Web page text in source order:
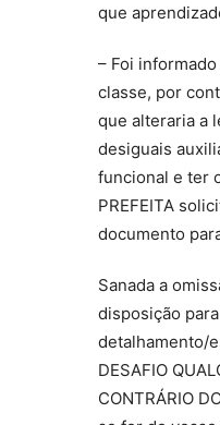
que
– Foi
classe, por
que alteraria a
desiguais
funcional e ter
PREFEITA
documento
Sanada a
disposição
detalhamento/
DESAFIO
CONTRÁRIO